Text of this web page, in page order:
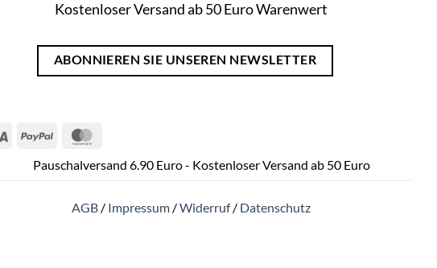
Kostenloser Versand ab 50 Euro Warenwert
ABONNIEREN SIE UNSEREN NEWSLETTER
Visa PayPal
Pauschalversand 6.90 Euro - Kostenloser Versand ab 50 Euro
AGB / Impressum /Widerruf/ Datenschutz